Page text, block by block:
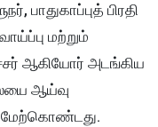
பாதுகாப்புத் பிரதி
மற்றும்
ஆகியோர் அடங்கிய
ஆய்வு